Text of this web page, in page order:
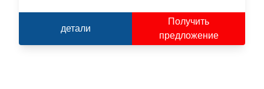
детали
Получить
предложение